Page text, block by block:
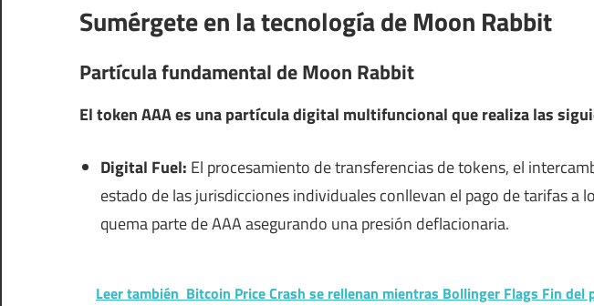
Sumérgete en la tecnología de Moon Rabbit
Partícula fundamental de Moon Rabbit
El token AAA es una partícula digital multifuncional que realiza las
Digital Fuel: El procesamiento de transferencias de tokens, el
estado de las jurisdicciones individuales conllevan el pago de tarifas a
quema parte de AAA asegurando una presión deflacionaria.
Leer también Bitcoin Price Crash se rellenan mientras Bollinger Flags Fin del